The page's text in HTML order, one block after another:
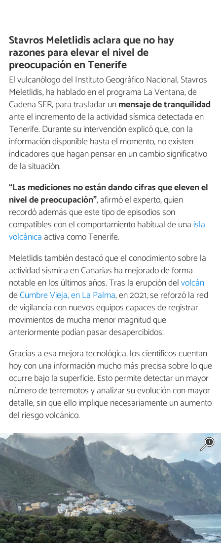
Stavros Meletlidis aclara que no hay
razones para elevar el nivel de
preocupación en Tenerife
El vulcanólogo del Instituto Geográfico Nacional, Stavros
Meletlidis, ha hablado en el programa La Ventana, de
Cadena SER, para trasladar unmensaje de tranquilidad
ante el incremento de la actividad sísmica detectada en
Tenerife. Durante su intervención explicó que, con la
información disponible hasta el momento, no existen
indicadores que hagan pensar en un cambio significativo
de la situación.
“Las mediciones no están dando cifras que eleven el
nivel de preocupación”, afirmó el experto, quien
recordó además que este tipo de episodios son
compatibles con el comportamiento habitual de una isla
volcánica activa como Tenerife.
Meletlidis también destacó que el conocimiento sobre la
actividad sísmica en Canarias ha mejorado de forma
notable en los últimos años. Tras la erupción delvolcán
deCumbre Vieja, en La Palma, en 2021, se reforzó la red
de vigilancia con nuevos equipos capaces de registrar
movimientos de mucha menor magnitud que
anteriormente podían pasar desapercibidos.
Gracias a esa mejora tecnológica, los científicos cuentan
hoy con una información mucho más precisa sobre lo que
ocurre bajo la superficie. Esto permite detectar un mayor
número de terremotos y analizar su evolución con mayor
detalle, sin que ello implique necesariamente un aumento
del riesgo volcánico.